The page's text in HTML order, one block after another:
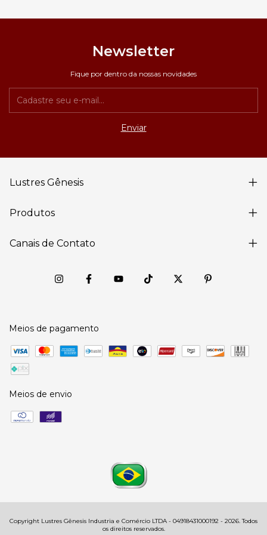
Newsletter
Fique por dentro da nossas novidades
Lustres Gênesis
Produtos
Canais de Contato
Meios de pagamento
Meios de envio
Copyright Lustres Gênesis Industria e Comércio LTDA - 04918431000192 - 2026. Todos
os direitos reservados.